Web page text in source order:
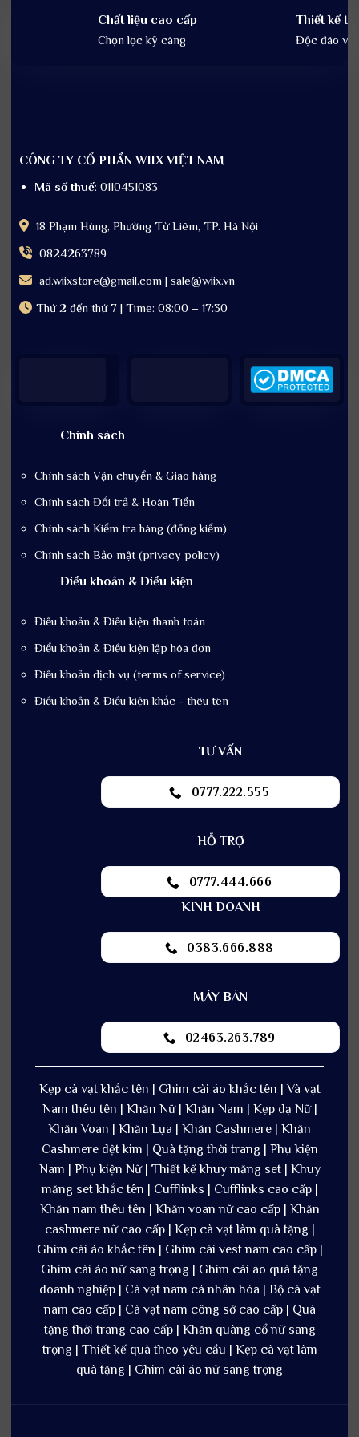
Chất liệu cao cấp
Chọn lọc kỹ càng
Thiết kế
Độc đáo và
CÔNG TY CỔ PHẦN WIIX VIỆT NAM
Mã số thuế: 0110451083
18 Phạm Hùng, Phường Từ Liêm, TP. Hà Nội
0824263789
ad.wiixstore@gmail.com | sale@wiix.vn
Thứ 2 đến thứ 7 | Time: 08:00 – 17:30
Chính sách
Chính sách Vận chuyển & Giao hàng
Chính sách Đổi trả & Hoàn Tiền
Chính sách Kiểm tra hàng (đồng kiểm)
Chính sách Bảo mật (privacy policy)
Điều khoản & Điều kiện
Điều khoản & Điều kiện thanh toán
Điểu khoản & Điều kiện lập hóa đơn
Điều khoản dịch vụ (terms of service)
Điều khoản & Điều kiện khắc - thêu tên
TƯ VẤN
0777.222.555
HỖ TRỢ
0777.444.666
KINH DOANH
0383.666.888
MÁY BÀN
02463.263.789
Kẹp cà vạt khắc tên | Ghim cài áo khắc tên | Và vạt
Nam thêu tên | Khăn Nữ | Khăn Nam | Kẹp dạ Nữ |
Khăn Voan | Khăn Lụa | Khăn Cashmere | Khăn
Cashmere dệt kim | Quà tặng thời trang | Phụ kiện
Nam | Phụ kiện Nữ | Thiết kế khuy măng set | Khuy
măng set khắc tên | Cufflinks | Cufflinks cao cấp |
Khăn nam thêu tên | Khăn voan nữ cao cấp | Khăn
cashmere nữ cao cấp | Kẹp cà vạt làm quà tặng |
Ghim cài áo khắc tên | Ghim cài vest nam cao cấp |
Ghim cài áo nữ sang trọng | Ghim cài áo quà tặng
doanh nghiệp | Cà vạt nam cá nhân hóa | Bộ cà vạt
nam cao cấp | Cà vạt nam công sở cao cấp | Quà
tặng thời trang cao cấp | Khăn quàng cổ nữ sang
trọng | Thiết kế quà theo yêu cầu | Kẹp cà vạt làm
quà tặng | Ghim cài áo nữ sang trọng